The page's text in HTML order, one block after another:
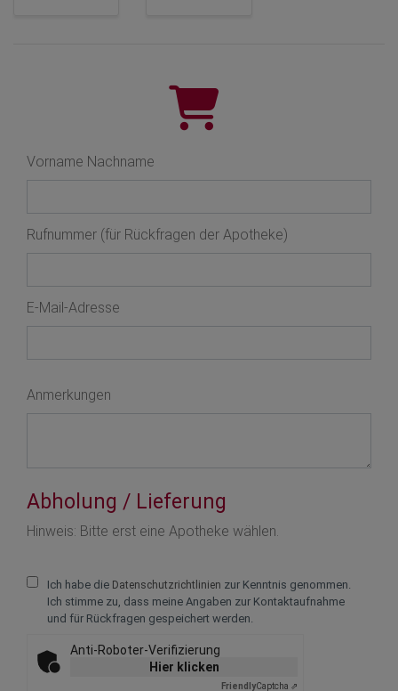
Vorname Nachname
Rufnummer (für Rückfragen der Apotheke)
E-Mail-Adresse
Anmerkungen
Abholung / Lieferung
Hinweis: Bitte erst eine Apotheke wählen.
Ich habe die Datenschutzrichtlinien zur Kenntnis genommen.
Ich stimme zu, dass meine Angaben zur Kontaktaufnahme
und für Rückfragen gespeichert werden.
Anti-Roboter-Verifizierung
Hier klicken
FriendlyCaptcha ⇗
Text vergrößern +
Zeichenabstand